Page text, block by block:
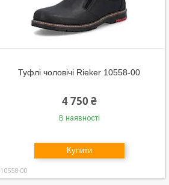
Туфлі чоловічі Rieker 10558-00
4 750 ₴
В наявності
Купити
10558-00